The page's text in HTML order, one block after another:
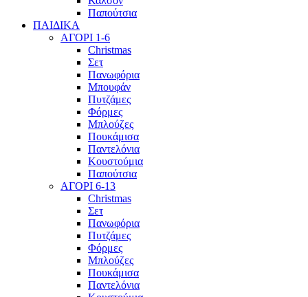
Παπούτσια
ΠΑΙΔΙΚΑ
ΑΓΟΡΙ 1-6
Christmas
Σετ
Πανωφόρια
Μπουφάν
Πυτζάμες
Φόρμες
Μπλούζες
Πουκάμισα
Παντελόνια
Κουστούμια
Παπούτσια
ΑΓΟΡΙ 6-13
Christmas
Σετ
Πανωφόρια
Πυτζάμες
Φόρμες
Μπλούζες
Πουκάμισα
Παντελόνια